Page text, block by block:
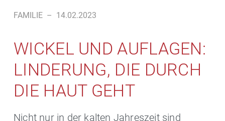
FAMILIE – 14.02.2023
WICKEL UND AUFLAGEN:
LINDERUNG, DIE DURCH
DIE HAUT GEHT
Nicht nur in der kalten Jahreszeit sind